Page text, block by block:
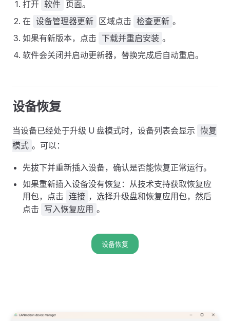
打开 软件 页面。
在 设备管理器更新 区域点击 检查更新 。
如果有新版本，点击
下载并重启安装 。
软件会关闭并启动更新器，替换完成后自动重启。
设备恢复
当设备已经处于升级 U 盘模式时，设备列表会显示 恢复
模式 。可以：
先拔下并重新插入设备，确认是否能恢复正常运行。
如果重新插入设备没有恢复：从技术支持获取恢复应
用包，点击 连接 ，选择升级盘和恢复应用包，然后
点击
写入恢复应用 。
设备恢复